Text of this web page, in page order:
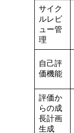
サイク
ルレビ
ュー管
理
自己評
価機能
評価か
らの成
長計画
生成